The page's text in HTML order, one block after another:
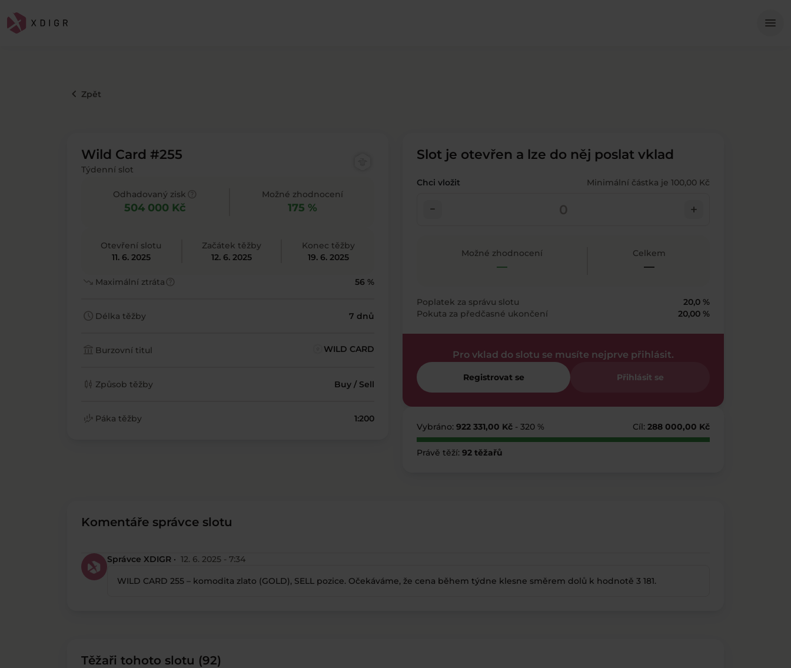
menu
keyboard_arrow_left Zpět
Wild Card #255
Týdenní slot
Odhadovaný zisk
504 000 Kč
Možné zhodnocení
175 %
Otevření slotu
11. 6. 2025
Začátek těžby
12. 6. 2025
Konec těžby
19. 6. 2025
trending_down Maximální ztrátahelp 56 %
schedule Délka těžby 7 dnů
account_balance Burzovní titul WILD CARD
candlestick_chart Způsob těžby Buy / Sell
finance_mode Páka těžby 1:200
Slot je otevřen a lze do něj poslat vklad
Chci vložit Minimální částka je 100,00 Kč
check_indeterminate_small add
Možné zhodnocení
—
Celkem
—
Poplatek za správu slotu
20,0 %
Pokuta za předčasné ukončení
20,00 %
Pro vklad do slotu se musíte nejprve přihlásit.
Registrovat se Přihlásit se
Vybráno: 922 331,00 Kč - 320 % Cíl: 288 000,00 Kč
Právě těží: 92 těžařů
Komentáře správce slotu
Správce XDIGR · 12. 6. 2025 - 7:34
WILD CARD 255 – komodita zlato (GOLD), SELL pozice. Očekáváme, že cena během týdne klesne směrem dolů k hodnotě 3 181.
Těžaři tohoto slotu (92)